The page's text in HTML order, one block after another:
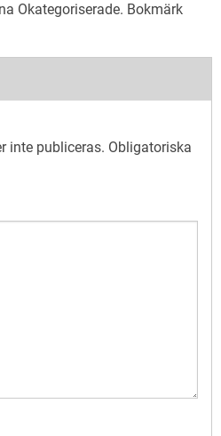
Okategoriserade. Bokmärk
inte publiceras. Obligatoriska